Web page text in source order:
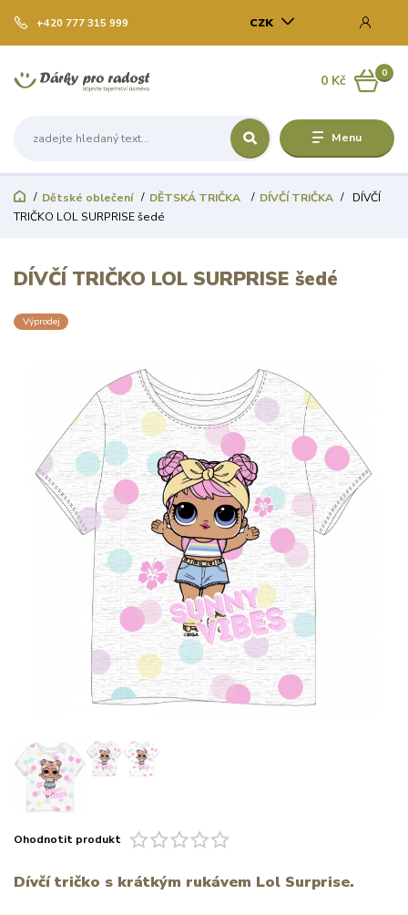
Menu
CZK
+420 777 315 999
0
0 Kč
Dětské oblečení DĚTSKÁ TRIČKA DÍVČÍ TRIČKA
DÍVČÍ
TRIČKO LOL SURPRISE šedé
DÍVČÍ TRIČKO LOL SURPRISE šedé
Výprodej
Ohodnotit produkt
Dívčí tričko s krátkým rukávem Lol Surprise.